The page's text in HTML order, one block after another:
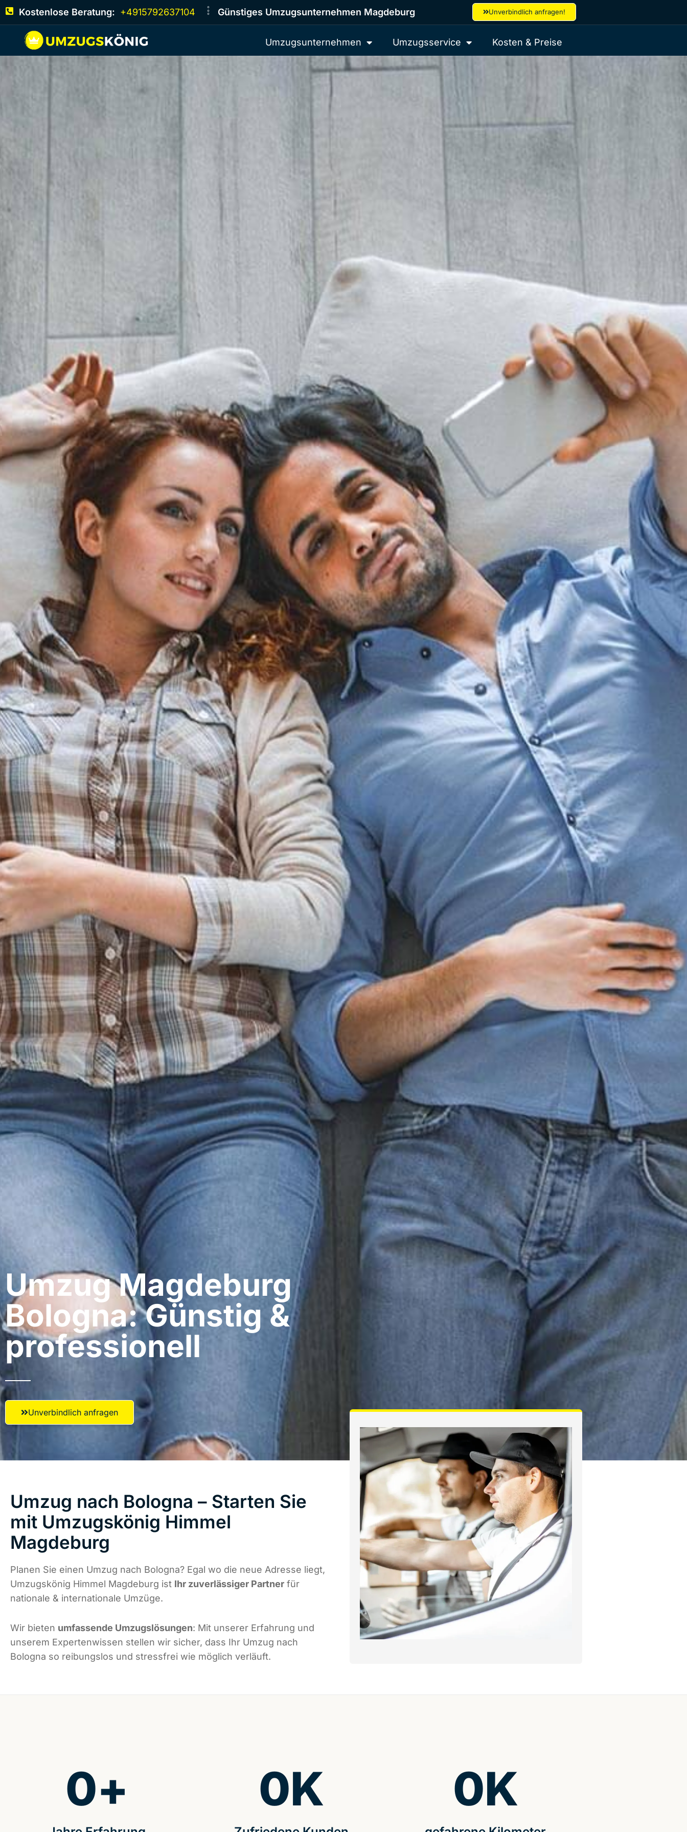
Kostenlose Beratung: +4915792637104 Günstiges Umzugsunternehmen Magdeburg Unverbindlich anfragen!
Umzugsunternehmen Umzugsservice Kosten & Preise
Umzug Magdeburg​
Bologna: Günstig &
professionell​
Unverbindlich anfragen
Umzug nach Bologna – Starten Sie
mit Umzugskönig Himmel
Magdeburg
Planen Sie einen Umzug nach Bologna? Egal wo die neue Adresse liegt,
Umzugskönig Himmel Magdeburg ist Ihr zuverlässiger Partner für
nationale & internationale Umzüge.
Wir bieten umfassende Umzugslösungen: Mit unserer Erfahrung und
unserem Expertenwissen stellen wir sicher, dass Ihr Umzug nach
Bologna so reibungslos und stressfrei wie möglich verläuft.
0+ 0K 0K